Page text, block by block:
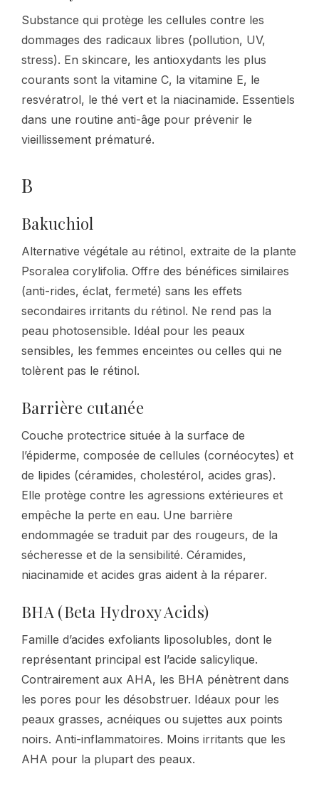
Substance qui protège les cellules contre les
dommages des radicaux libres (pollution, UV,
stress). En skincare, les antioxydants les plus
courants sont la vitamine C, la vitamine E, le
resvératrol, le thé vert et la niacinamide. Essentiels
dans une routine anti-âge pour prévenir le
vieillissement prématuré.
B
Bakuchiol
Alternative végétale au rétinol, extraite de la plante
Psoralea corylifolia. Offre des bénéfices similaires
(anti-rides, éclat, fermeté) sans les effets
secondaires irritants du rétinol. Ne rend pas la
peau photosensible. Idéal pour les peaux
sensibles, les femmes enceintes ou celles qui ne
tolèrent pas le rétinol.
Barrière cutanée
Couche protectrice située à la surface de
l’épiderme, composée de cellules (cornéocytes) et
de lipides (céramides, cholestérol, acides gras).
Elle protège contre les agressions extérieures et
empêche la perte en eau. Une barrière
endommagée se traduit par des rougeurs, de la
sécheresse et de la sensibilité. Céramides,
niacinamide et acides gras aident à la réparer.
BHA (Beta Hydroxy Acids)
Famille d’acides exfoliants liposolubles, dont le
représentant principal est l’acide salicylique.
Contrairement aux AHA, les BHA pénètrent dans
les pores pour les désobstruer. Idéaux pour les
peaux grasses, acnéiques ou sujettes aux points
noirs. Anti-inflammatoires. Moins irritants que les
AHA pour la plupart des peaux.